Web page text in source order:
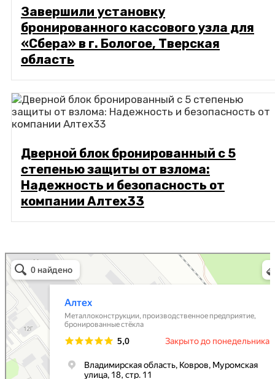
Завершили установку
бронированного кассового узла для
«Сбера» в г. Бологое, Тверская
область
Дверной блок бронированный с 5
степенью защиты от взлома:
Надежность и безопасность от
компании Алтех33
Алтех
Металлоконструкции в Коврове
Металлоизделия в Коврове